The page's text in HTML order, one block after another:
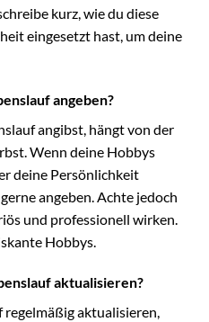
kurz, wie du diese
eingesetzt hast, um deine
angeben?
angibst, hängt von der
Wenn deine Hobbys
deine Persönlichkeit
angeben. Achte jedoch
und professionell wirken.
Hobbys.
aktualisieren?
aktualisieren,